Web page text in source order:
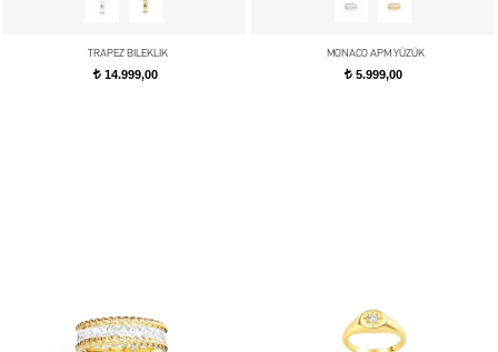
TRAPEZ BILEKLIK
t14.999,00
MONACO APM YÜZÜK
t 5.999,00